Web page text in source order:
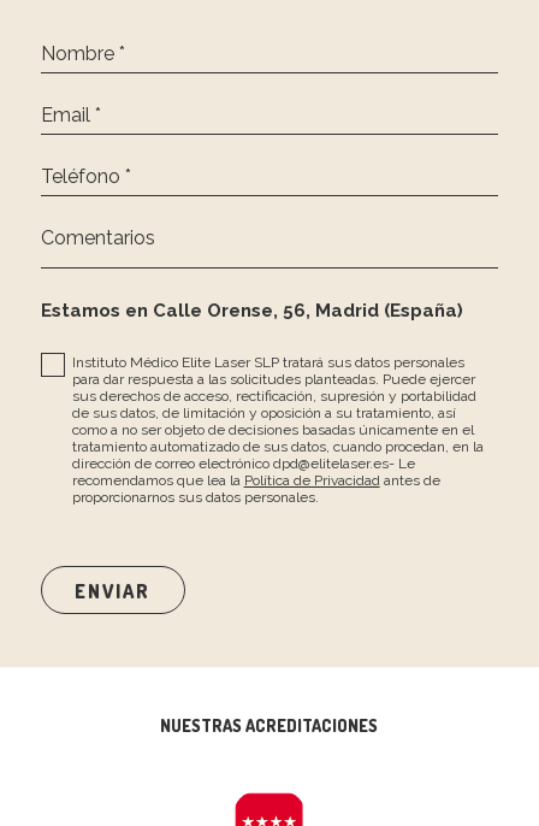
Nombre *
Email *
Teléfono *
Comentarios
Estamos en Calle Orense, 56, Madrid (España)
Instituto Médico Elite Laser SLP tratará sus datos personales
para dar respuesta a las solicitudes planteadas. Puede ejercer
sus derechos de acceso, rectificación, supresión y portabilidad
de sus datos, de limitación y oposición a su tratamiento, así
como a no ser objeto de decisiones basadas únicamente en el
tratamiento automatizado de sus datos, cuando procedan, en la
dirección de correo electrónico dpd@elitelaser.es- Le
recomendamos que lea la Política de Privacidad antes de
proporcionarnos sus datos personales.
NUESTRAS ACREDITACIONES